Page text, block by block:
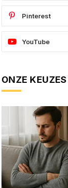
Pinterest
YouTube
ONZE KEUZES